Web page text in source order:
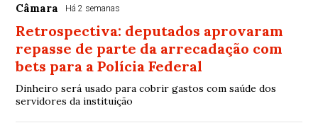
Câmara Há 2 semanas
Retrospectiva: deputados aprovaram
repasse de parte da arrecadação com
bets para a Polícia Federal
Dinheiro será usado para cobrir gastos com saúde dos
servidores da instituição